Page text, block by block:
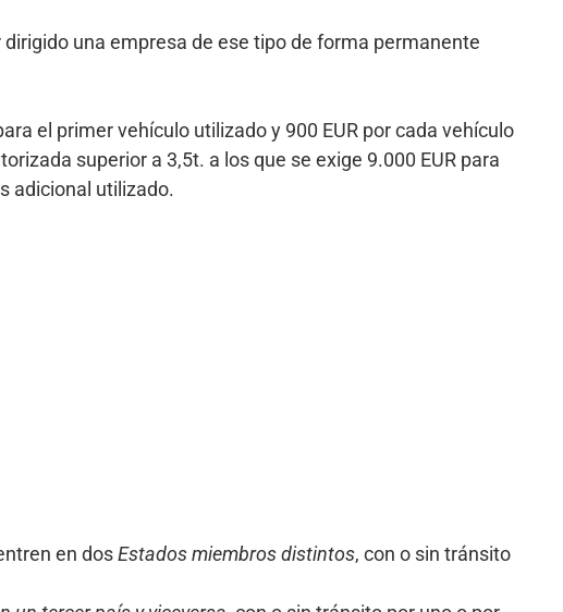
una empresa de ese tipo de forma permanente
el primer vehículo utilizado y 900 EUR por cada vehículo
superior a 3,5t. a los que se exige 9.000 EUR para
adicional utilizado.
en dosEstados miembros distintos, con o sin tránsito